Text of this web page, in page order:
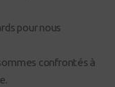
pour nous
confrontés à